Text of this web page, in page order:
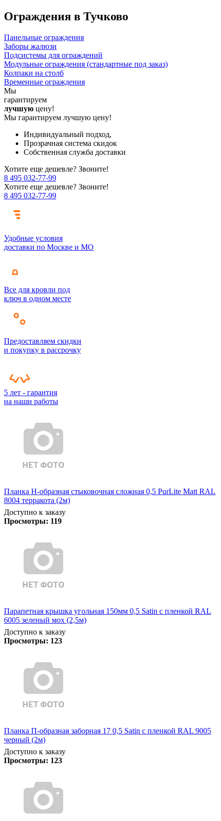
Ограждения в Тучково
Панельные ограждения
Заборы жалюзи
Подсистемы для ограждений
Модульные ограждения (стандартные под заказ)
Колпаки на столб
Временные ограждения
Мы
гарантируем
лучшую цену!
Мы гарантируем лучшую цену!
Индивидуальный подход,
Прозрачная система скидок
Собственная служба доставки
Хотите еще дешевле? Звоните!
8 495 032-77-99
Хотите еще дешевле? Звоните!
8 495 032-77-99
Удобные условия
доставки по Москве и МО
Все для кровли под
ключ в одном месте
Предоставляем скидки
и покупку в рассрочку
5 лет - гарантия
на наши работы
Планка Н-образная стыковочная сложная 0,5 PurLite Matt RAL
8004 терракота (2м)
Доступно к заказу
Просмотры: 119
Парапетная крышка угольная 150мм 0,5 Satin с пленкой RAL
6005 зеленый мох (2,5м)
Доступно к заказу
Просмотры: 123
Планка П-образная заборная 17 0,5 Satin с пленкой RAL 9005
черный (2м)
Доступно к заказу
Просмотры: 123